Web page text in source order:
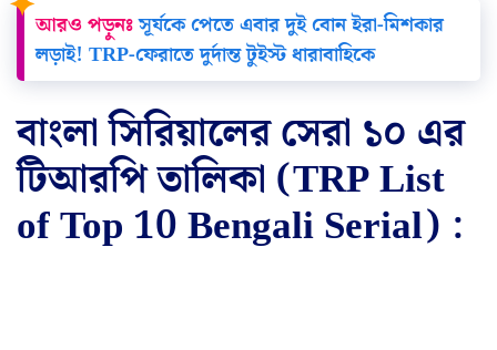
আরও পড়ুনঃসূর্যকে পেতে এবার দুই বোন ইরা-মিশকার
লড়াই! TRP-ফেরাতে দুর্দান্ত টুইস্ট ধারাবাহিকে
বাংলা সিরিয়ালের সেরা ১০ এর
টিআরপি তালিকা (TRP List
of Top 10 Bengali Serial) :